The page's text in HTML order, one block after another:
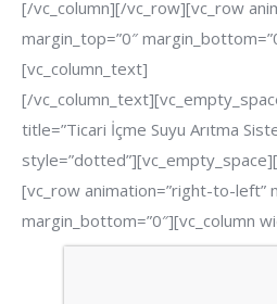
[/vc_column][/vc_row][vc_row
margin_top=”0″
[vc_column_text]
[/
title=”Ticari İçme Suyu Arıtma
[vc_row animation=”right-to-left”
margin_bottom=”0″][vc_column